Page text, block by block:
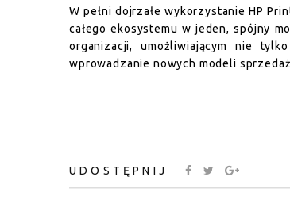
W pełni dojrzałe wykorzystanie HP
całego ekosystemu w jeden, spójny
organizacji, umożliwiającym nie
wprowadzanie nowych modeli
UDOSTĘPNIJ